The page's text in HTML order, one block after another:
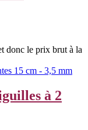
donc le prix brut à la
à 2